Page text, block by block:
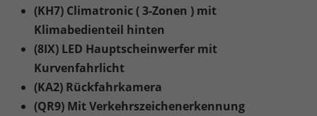
(KH7) Climatronic ( 3-Zonen ) mit
Klimabedienteil hinten
(8IX) LED Hauptscheinwerfer mit
Kurvenfahrlicht
(KA2) Rückfahrkamera
(QR9) Mit Verkehrszeichenerkennung